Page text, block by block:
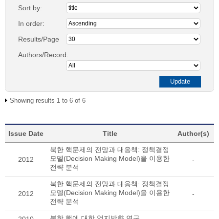
Sort by:
In order:
Results/Page
Authors/Record:
Showing results 1 to 6 of 6
Issue Date Title Author(s)
2012
북한 핵문제의 전망과 대응책: 정책결정
모델(Decision Making Model)을 이용한
전략 분석
-
2012
북한 핵문제의 전망과 대응책: 정책결정
모델(Decision Making Model)을 이용한
전략 분석
-